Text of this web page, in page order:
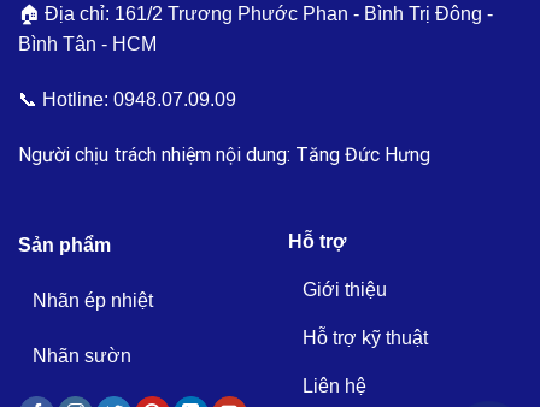
🏠 Địa chỉ: 161/2 Trương Phước Phan - Bình Trị Đông -
Bình Tân - HCM
📞 Hotline: 0948.07.09.09
Người chịu trách nhiệm nội dung: Tăng Đức Hưng
Sản phẩm
Nhãn ép nhiệt
Nhãn sườn
Hỗ trợ
Giới thiệu
Hỗ trợ kỹ thuật
Liên hệ